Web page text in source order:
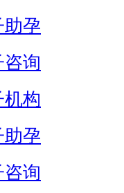
助孕
询
构
助孕
询